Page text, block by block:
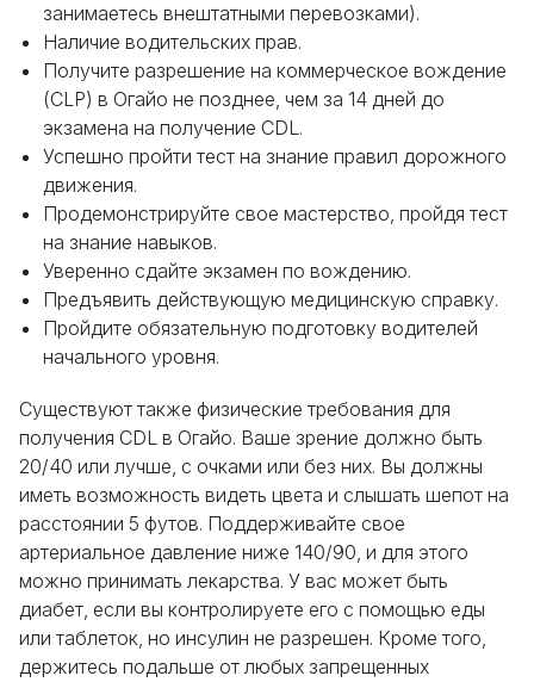
занимаетесь внештатными перевозками).
Наличие водительских прав.
Получите разрешение на коммерческое вождение
(CLP) в Огайо не позднее, чем за 14 дней до
экзамена на получение CDL.
Успешно пройти тест на знание правил дорожного
движения.
Продемонстрируйте свое мастерство, пройдя тест
на знание навыков.
Уверенно сдайте экзамен по вождению.
Предъявить действующую медицинскую справку.
Пройдите обязательную подготовку водителей
начального уровня.
Существуют также физические требования для
получения CDL в Огайо. Ваше зрение должно быть
20/40 или лучше, с очками или без них. Вы должны
иметь возможность видеть цвета и слышать шепот на
расстоянии 5 футов. Поддерживайте свое
артериальное давление ниже 140/90, и для этого
можно принимать лекарства. У вас может быть
диабет, если вы контролируете его с помощью еды
или таблеток, но инсулин не разрешен. Кроме того,
держитесь подальше от любых запрещенных